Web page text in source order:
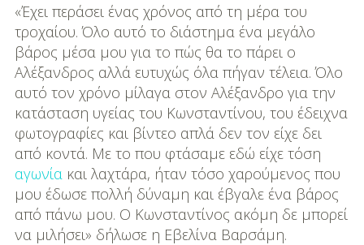
«Έχει περάσει ένας χρόνος από τη μέρα του
τροχαίου. Όλο αυτό το διάστημα ένα μεγάλο
βάρος μέσα μου για το πώς θα το πάρει ο
Αλέξανδρος αλλά ευτυχώς όλα πήγαν τέλεια. Όλο
αυτό τον χρόνο μίλαγα στον Αλέξανδρο για την
κατάσταση υγείας του Κωνσταντίνου, του έδειχνα
φωτογραφίες και βίντεο απλά δεν τον είχε δει
από κοντά. Με το που φτάσαμε εδώ είχε τόση
αγωνία και λαχτάρα, ήταν τόσο χαρούμενος που
μου έδωσε πολλή δύναμη και έβγαλε ένα βάρος
από πάνω μου. Ο Κωνσταντίνος ακόμη δε μπορεί
να μιλήσει» δήλωσε η Εβελίνα Βαρσάμη.